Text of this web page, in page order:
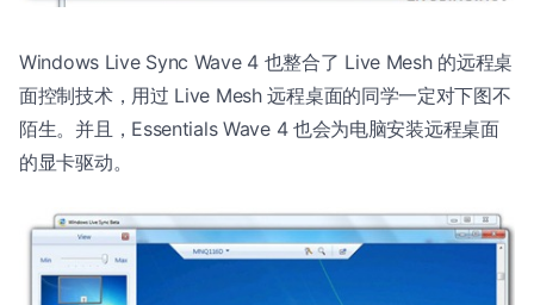
Windows Live Sync Wave 4 也整合了 Live Mesh 的远程桌
面控制技术，用过 Live Mesh 远程桌面的同学一定对下图不
陌生。并且，Essentials Wave 4 也会为电脑安装远程桌面
的显卡驱动。